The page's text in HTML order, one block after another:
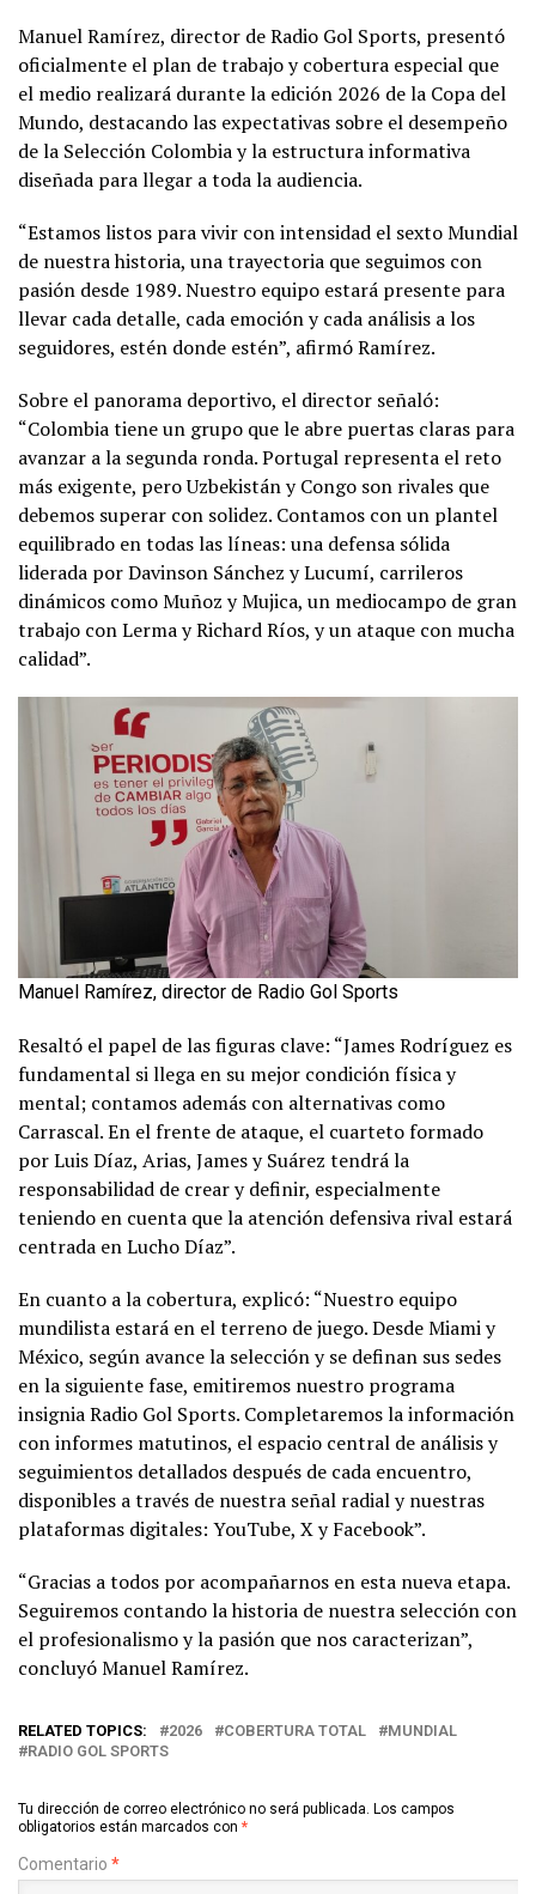
Manuel Ramírez, director de Radio Gol Sports, presentó
oficialmente el plan de trabajo y cobertura especial que
el medio realizará durante la edición 2026 de la Copa del
Mundo, destacando las expectativas sobre el desempeño
de la Selección Colombia y la estructura informativa
diseñada para llegar a toda la audiencia.
“Estamos listos para vivir con intensidad el sexto Mundial
de nuestra historia, una trayectoria que seguimos con
pasión desde 1989. Nuestro equipo estará presente para
llevar cada detalle, cada emoción y cada análisis a los
seguidores, estén donde estén”, afirmó Ramírez.
Sobre el panorama deportivo, el director señaló:
“Colombia tiene un grupo que le abre puertas claras para
avanzar a la segunda ronda. Portugal representa el reto
más exigente, pero Uzbekistán y Congo son rivales que
debemos superar con solidez. Contamos con un plantel
equilibrado en todas las líneas: una defensa sólida
liderada por Davinson Sánchez y Lucumí, carrileros
dinámicos como Muñoz y Mujica, un mediocampo de gran
trabajo con Lerma y Richard Ríos, y un ataque con mucha
calidad”.
Manuel Ramírez, director de Radio Gol Sports
Resaltó el papel de las figuras clave: “James Rodríguez es
fundamental si llega en su mejor condición física y
mental; contamos además con alternativas como
Carrascal. En el frente de ataque, el cuarteto formado
por Luis Díaz, Arias, James y Suárez tendrá la
responsabilidad de crear y definir, especialmente
teniendo en cuenta que la atención defensiva rival estará
centrada en Lucho Díaz”.
En cuanto a la cobertura, explicó: “Nuestro equipo
mundilista estará en el terreno de juego. Desde Miami y
México, según avance la selección y se definan sus sedes
en la siguiente fase, emitiremos nuestro programa
insignia Radio Gol Sports. Completaremos la información
con informes matutinos, el espacio central de análisis y
seguimientos detallados después de cada encuentro,
disponibles a través de nuestra señal radial y nuestras
plataformas digitales: YouTube, X y Facebook”.
“Gracias a todos por acompañarnos en esta nueva etapa.
Seguiremos contando la historia de nuestra selección con
el profesionalismo y la pasión que nos caracterizan”,
concluyó Manuel Ramírez.
RELATED TOPICS: 2026 COBERTURA TOTAL
MUNDIAL
RADIO GOL SPORTS
Tu dirección de correo electrónico no será publicada. Los campos
obligatorios están marcados con *
Comentario *